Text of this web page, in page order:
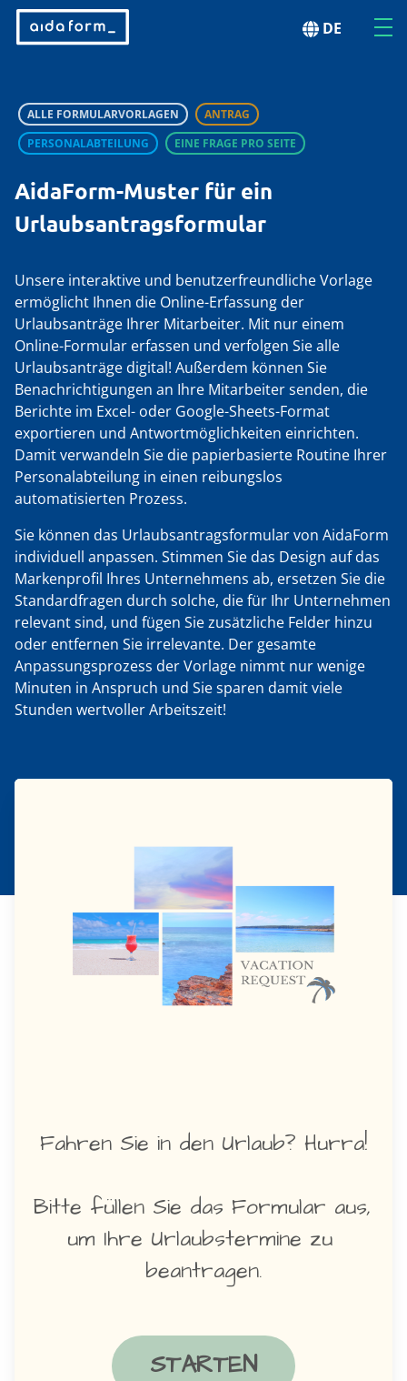
DE
ALLE FORMULARVORLAGEN
ANTRAG
PERSONALABTEILUNG
EINE FRAGE PRO SEITE
AidaForm-Muster für ein
Urlaubsantragsformular
Unsere interaktive und benutzerfreundliche Vorlage
ermöglicht Ihnen die Online-Erfassung der
Urlaubsanträge Ihrer Mitarbeiter. Mit nur einem
Online-Formular erfassen und verfolgen Sie alle
Urlaubsanträge digital! Außerdem können Sie
Benachrichtigungen an Ihre Mitarbeiter senden, die
Berichte im Excel- oder Google-Sheets-Format
exportieren und Antwortmöglichkeiten einrichten.
Damit verwandeln Sie die papierbasierte Routine Ihrer
Personalabteilung in einen reibungslos
automatisierten Prozess.
Sie können das Urlaubsantragsformular von AidaForm
individuell anpassen. Stimmen Sie das Design auf das
Markenprofil Ihres Unternehmens ab, ersetzen Sie die
Standardfragen durch solche, die für Ihr Unternehmen
relevant sind, und fügen Sie zusätzliche Felder hinzu
oder entfernen Sie irrelevante. Der gesamte
Anpassungsprozess der Vorlage nimmt nur wenige
Minuten in Anspruch und Sie sparen damit viele
Stunden wertvoller Arbeitszeit!